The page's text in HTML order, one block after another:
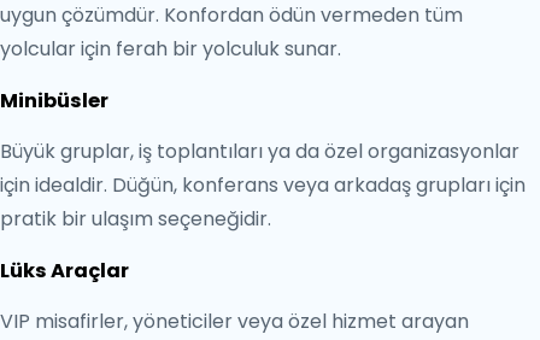
uygun çözümdür. Konfordan ödün vermeden tüm
yolcular için ferah bir yolculuk sunar.
Minibüsler
Büyük gruplar, iş toplantıları ya da özel organizasyonlar
için idealdir. Düğün, konferans veya arkadaş grupları için
pratik bir ulaşım seçeneğidir.
Lüks Araçlar
VIP misafirler, yöneticiler veya özel hizmet arayan